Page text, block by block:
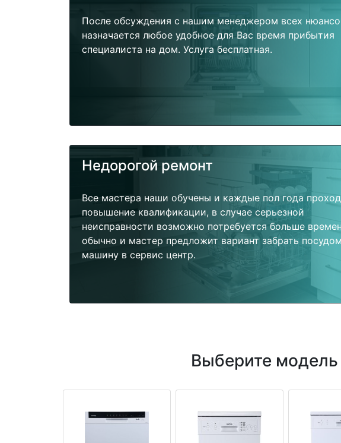
После обсуждения с нашим менеджером всех
назначается любое удобное для Вас время прибытия
специалиста на дом. Услуга бесплатная.
Недорогой ремонт
Все мастера наши обучены и каждые пол года
повышение квалификации, в случае серьезной
неисправности возможно потребуется больше
обычно и мастер предложит вариант забрать
машину в сервис центр.
Выберите